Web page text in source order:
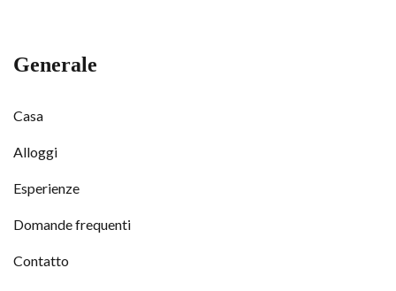
Generale
Casa
Alloggi
Esperienze
Domande frequenti
Contatto